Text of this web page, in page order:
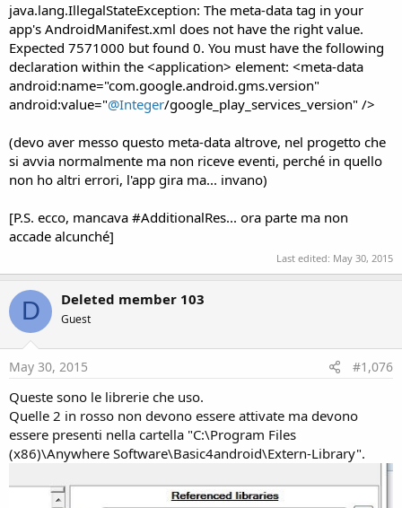
java.lang.IllegalStateException: The meta-data tag in your
app's AndroidManifest.xml does not have the right value.
Expected 7571000 but found 0. You must have the following
declaration within the <application> element: <meta-data
android:name="com.google.android.gms.version"
android:value="@Integer/google_play_services_version" />
(devo aver messo questo meta-data altrove, nel progetto che
si avvia normalmente ma non riceve eventi, perché in quello
non ho altri errori, l'app gira ma... invano)
[P.S. ecco, mancava #AdditionalRes... ora parte ma non
accade alcunché]
Last edited: May 30, 2015
D Deleted member 103
Guest
May 30, 2015 #1,076
Queste sono le librerie che uso.
Quelle 2 in rosso non devono essere attivate ma devono
essere presenti nella cartella "C:\Program Files
(x86)\Anywhere Software\Basic4android\Extern-Library".